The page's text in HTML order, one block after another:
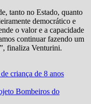
tanto no Estado, quanto
democrático e
o valor e a capacidade
continuar fazendo um
finaliza Venturini.
criança de 8 anos
Bombeiros do